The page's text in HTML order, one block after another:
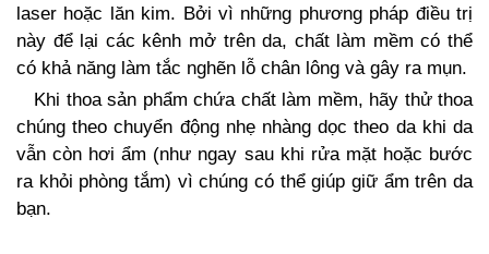
laser hoặc lăn kim. Bởi vì những phương pháp điều trị
này để lại các kênh mở trên da, chất làm mềm có thể
có khả năng làm tắc nghẽn lỗ chân lông và gây ra mụn.
Khi thoa sản phẩm chứa chất làm mềm, hãy thử thoa
chúng theo chuyển động nhẹ nhàng dọc theo da khi da
vẫn còn hơi ẩm (như ngay sau khi rửa mặt hoặc bước
ra khỏi phòng tắm) vì chúng có thể giúp giữ ẩm trên da
bạn.